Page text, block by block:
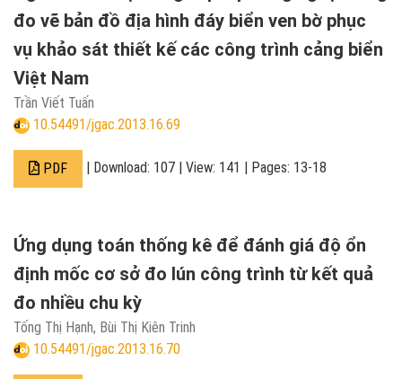
đo vẽ bản đồ địa hình đáy biển ven bờ phục
vụ khảo sát thiết kế các công trình cảng biển
Việt Nam
Trần Viết Tuấn
10.54491/jgac.2013.16.69
PDF | Download: 107 | View: 141 | Pages: 13-18
Ứng dụng toán thống kê để đánh giá độ ổn
định mốc cơ sở đo lún công trình từ kết quả
đo nhiều chu kỳ
Tống Thị Hạnh, Bùi Thị Kiên Trinh
10.54491/jgac.2013.16.70